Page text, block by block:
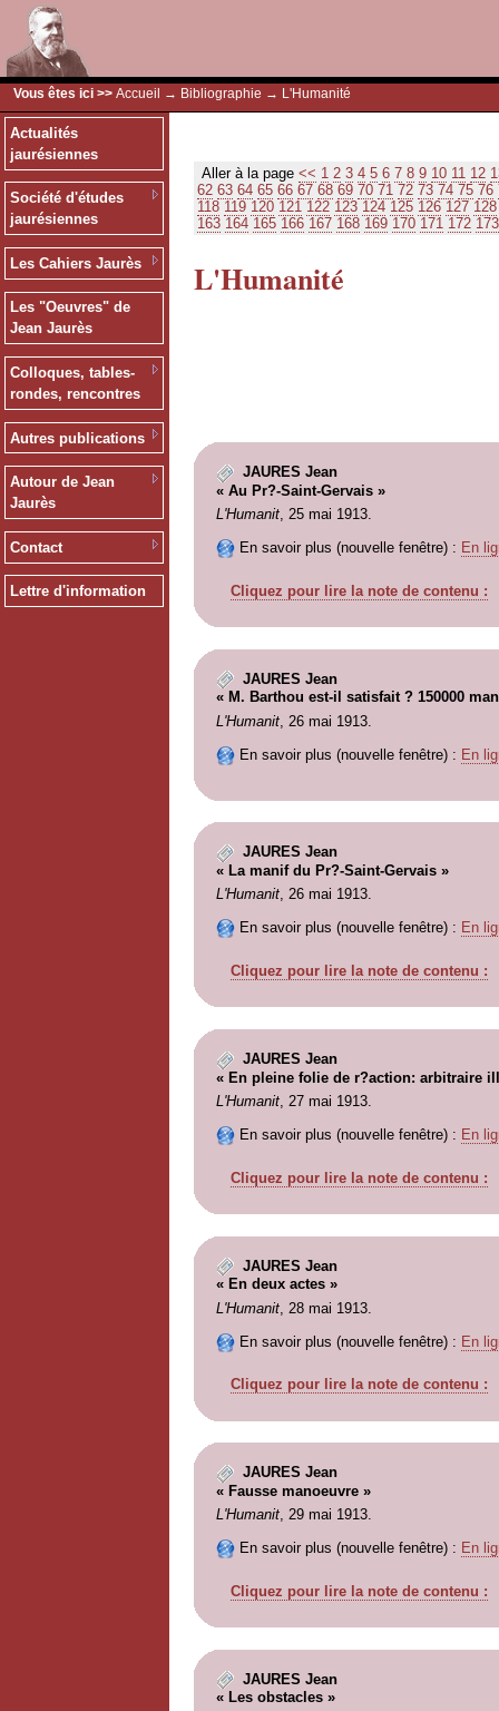
Vous êtes ici >> Accueil → Bibliographie → L'Humanité
Actualités
jaurésiennes
Société d'études
jaurésiennes
Les Cahiers Jaurès
Les "Oeuvres" de
Jean Jaurès
Colloques, tables-
rondes, rencontres
Autres publications
Autour de Jean
Jaurès
Contact
Lettre d'information
Aller à la page << 1 2 3 4 5 6 7 8 9 10 11 12
62 63 64 65 66 67 68 69 70 71 72 73 74 75 76
118 119 120 121 122 123 124 125 126 127 128
163 164 165 166 167 168 169 170 171 172 173
L'Humanité
JAURES Jean
« Au Pr?-Saint-Gervais »
L'Humanit, 25 mai 1913.
En savoir plus (nouvelle fenêtre) : En
Cliquez pour lire la note de contenu :
JAURES Jean
« M. Barthou est-il satisfait ? 150000
L'Humanit, 26 mai 1913.
En savoir plus (nouvelle fenêtre) : En
JAURES Jean
« La manif du Pr?-Saint-Gervais »
L'Humanit, 26 mai 1913.
En savoir plus (nouvelle fenêtre) : En
Cliquez pour lire la note de contenu :
JAURES Jean
« En pleine folie de r?action: arbitraire
L'Humanit, 27 mai 1913.
En savoir plus (nouvelle fenêtre) : En
Cliquez pour lire la note de contenu :
JAURES Jean
« En deux actes »
L'Humanit, 28 mai 1913.
En savoir plus (nouvelle fenêtre) : En
Cliquez pour lire la note de contenu :
JAURES Jean
« Fausse manoeuvre »
L'Humanit, 29 mai 1913.
En savoir plus (nouvelle fenêtre) : En
Cliquez pour lire la note de contenu :
JAURES Jean
« Les obstacles »